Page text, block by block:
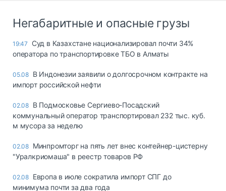
Негабаритные и опасные грузы
19:47
Суд в Казахстане национализировал почти 34%
оператора по транспортировке ТБО в Алматы
05.08 В Индонезии заявили о долгосрочном контракте на
импорт российской нефти
02.08 В Подмосковье Сергиево-Посадский
коммунальный оператор транспортировал 232 тыс. куб.
м мусора за неделю
02.08 Минпромторг на пять лет внес контейнер-цистерну
"Уралкриомаша" в реестр товаров РФ
02.08 Европа в июле сократила импорт СПГ до
минимума почти за два года